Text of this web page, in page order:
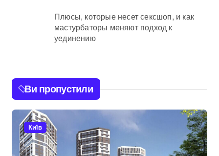
Плюсы, которые несет сексшоп, и как
мастурбаторы меняют подход к
уединению
Ви пропустили
Київ